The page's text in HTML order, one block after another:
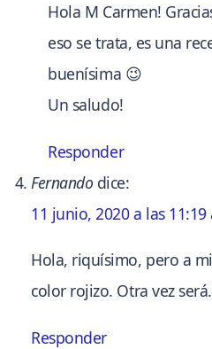
Hola M Carmen!
eso se trata, es una
buenísima 😉
Un saludo!
Responder
Fernando dice:
11 junio, 2020 a las 11:19
Hola, riquísimo, pero a
color rojizo. Otra vez será.
Responder